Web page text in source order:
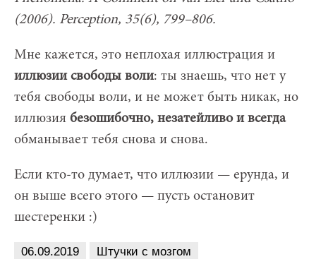
(2006). Perception, 35(6), 799–806.
Мне кажется, это неплохая иллюстрация и
иллюзии свободы воли: ты знаешь, что нет у
тебя свободы воли, и не может быть никак, но
иллюзия безошибочно, незатейливо и всегда
обманывает тебя снова и снова.
Если кто-то думает, что иллюзии — ерунда, и
он выше всего этого — пусть остановит
шестеренки :)
06.09.2019 Штучки с мозгом